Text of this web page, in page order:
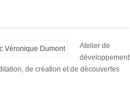
Atelier de
développement
de création et de découvertes